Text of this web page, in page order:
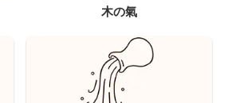
木の氣